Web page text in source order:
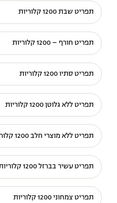
תפריט שבת 1200 קלוריות
תפריט חורף – 1200 קלוריות
תפריט סתיו 1200 קלוריות
תפריט ללא גלוטן 1200 קלוריות
תפריט ללא מוצרי חלב 1200 קלוריות
תפריט עשיר בברזל 1200 קלוריות
תפריט צמחוני 1200 קלוריות